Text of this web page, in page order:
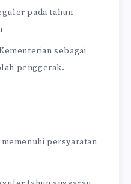
pada tahun
sebagai
penggerak.
persyaratan